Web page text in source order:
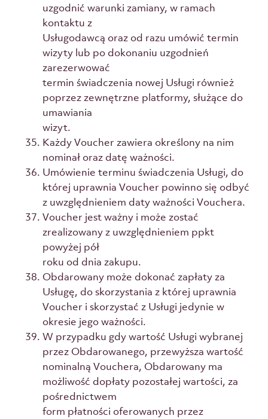
uzgodnić warunki zamiany, w ramach
kontaktu z
Usługodawcą oraz od razu umówić termin
wizyty lub po dokonaniu uzgodnień
zarezerwować
termin świadczenia nowej Usługi również
poprzez zewnętrzne platformy, służące do
umawiania
wizyt.
Każdy Voucher zawiera określony na nim
nominał oraz datę ważności.
Umówienie terminu świadczenia Usługi, do
której uprawnia Voucher powinno się odbyć
z uwzględnieniem daty ważności Vouchera.
Voucher jest ważny i może zostać
zrealizowany z uwzględnieniem ppkt
powyżej pół
roku od dnia zakupu.
Obdarowany może dokonać zapłaty za
Usługę, do skorzystania z której uprawnia
Voucher i skorzystać z Usługi jedynie w
okresie jego ważności.
W przypadku gdy wartość Usługi wybranej
przez Obdarowanego, przewyższa wartość
nominalną Vouchera, Obdarowany ma
możliwość dopłaty pozostałej wartości, za
pośrednictwem
form płatności oferowanych przez